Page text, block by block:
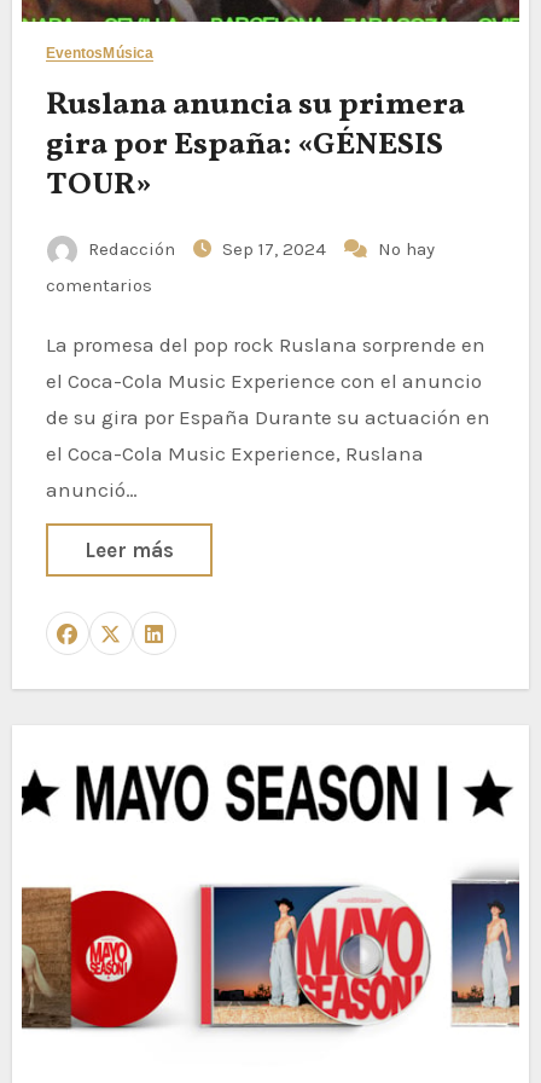
Eventos Música
Ruslana anuncia su primera
gira por España: «GÉNESIS
TOUR»
Redacción Sep 17, 2024
No hay
comentarios
La promesa del pop rock Ruslana sorprende en
el Coca-Cola Music Experience con el anuncio
de su gira por España Durante su actuación en
el Coca-Cola Music Experience, Ruslana
anunció…
Leer más